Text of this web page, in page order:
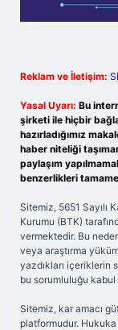
Reklam ve İletişim:
Yasal Uyarı: Bu
şirketi ile hiçbir
hazırladığımız
haber niteliği
paylaşım
benzerlikleri
Sitemiz, 5651 Sayılı
Kurumu (BTK)
vermektedir. Bu
veya araştırma
yazdıkları içeriklerin
bu sorumluluğu kabul
Sitemiz, kar amacı
platformudur.